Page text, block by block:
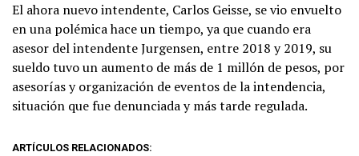
El ahora nuevo intendente, Carlos Geisse, se vio envuelto
en una polémica hace un tiempo, ya que cuando era
asesor del intendente Jurgensen, entre 2018 y 2019, su
sueldo tuvo un aumento de más de 1 millón de pesos, por
asesorías y organización de eventos de la intendencia,
situación que fue denunciada y más tarde regulada.
ARTÍCULOS RELACIONADOS: